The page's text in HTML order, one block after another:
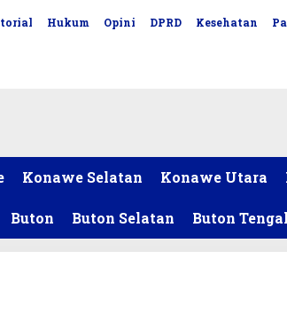
Hukum Opini DPRD Kesehatan
Konawe Selatan Konawe Utara
Buton Buton Selatan Buton